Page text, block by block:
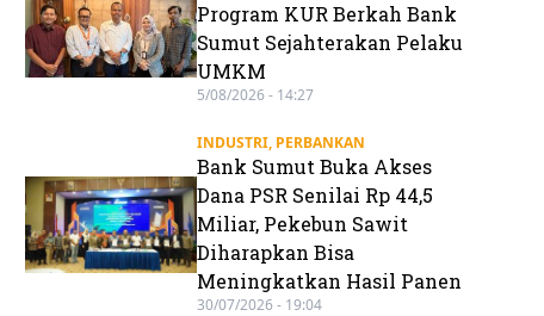
Program KUR Berkah Bank
Sumut Sejahterakan Pelaku
UMKM
5/08/2026 - 14:27
INDUSTRI, PERBANKAN
Bank Sumut Buka Akses
Dana PSR Senilai Rp 44,5
Miliar, Pekebun Sawit
Diharapkan Bisa
Meningkatkan Hasil Panen
30/07/2026 - 19:04